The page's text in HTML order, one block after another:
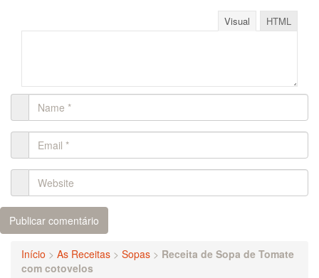
Visual HTML
Início > As Receitas > Sopas > Receita de Sopa de Tomate
com cotovelos